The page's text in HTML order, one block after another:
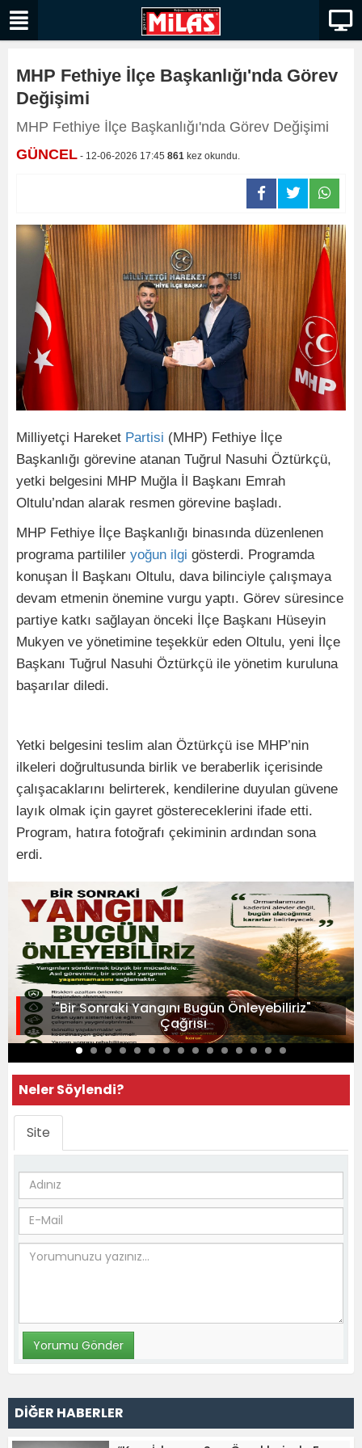
MHP Fethiye İlçe Başkanlığı'nda Görev
Değişimi
MHP Fethiye İlçe Başkanlığı'nda Görev Değişimi
GÜNCEL - 12-06-2026 17:45 861 kez okundu.
Milliyetçi Hareket Partisi (MHP) Fethiye İlçe
Başkanlığı görevine atanan Tuğrul Nasuhi Öztürkçü,
yetki belgesini MHP Muğla İl Başkanı Emrah
Oltulu’ndan alarak resmen görevine başladı.
MHP Fethiye İlçe Başkanlığı binasında düzenlenen
programa partililer yoğun ilgi gösterdi. Programda
konuşan İl Başkanı Oltulu, dava bilinciyle çalışmaya
devam etmenin önemine vurgu yaptı. Görev süresince
partiye katkı sağlayan önceki İlçe Başkanı Hüseyin
Mukyen ve yönetimine teşekkür eden Oltulu, yeni İlçe
Başkanı Tuğrul Nasuhi Öztürkçü ile yönetim kuruluna
başarılar diledi.
Yetki belgesini teslim alan Öztürkçü ise MHP’nin
ilkeleri doğrultusunda birlik ve beraberlik içerisinde
çalışacaklarını belirterek, kendilerine duyulan güvene
layık olmak için gayret göstereceklerini ifade etti.
Program, hatıra fotoğrafı çekiminin ardından sona
erdi.
"Bir Sonraki Yangını Bugün Önleyebiliriz"
Çağrısı
Neler Söylendi?
Site
DİĞER HABERLER